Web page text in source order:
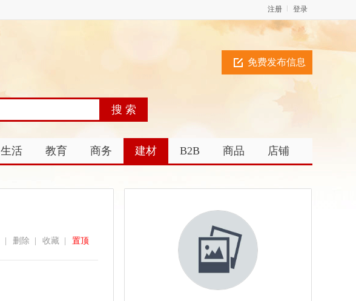
登录
注册
免费发布信息
生活 教育 商务 建材 B2B 商品 店铺
置顶
收藏
删除